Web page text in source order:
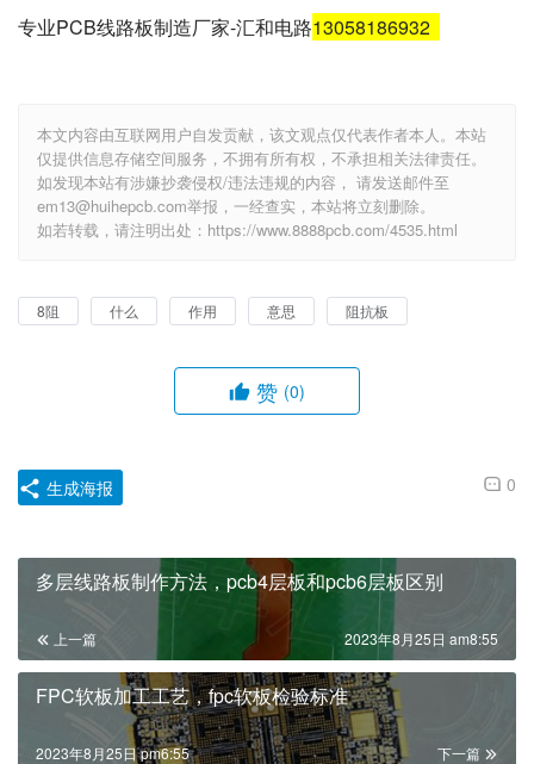
专业PCB线路板制造厂家-汇和电路13058186932
本文内容由互联网用户自发贡献，该文观点仅代表作者本人。本站
仅提供信息存储空间服务，不拥有所有权，不承担相关法律责任。
如发现本站有涉嫌抄袭侵权/违法违规的内容， 请发送邮件至
em13@huihepcb.com举报，一经查实，本站将立刻删除。
如若转载，请注明出处：https://www.8888pcb.com/4535.html
8阻 什么 作用 意思 阻抗板
赞 (0)
0
生成海报
多层线路板制作方法，pcb4层板和pcb6层板区别
上一篇 2023年8月25日 am8:55
FPC软板加工工艺，fpc软板检验标准
下一篇
2023年8月25日 pm6:55